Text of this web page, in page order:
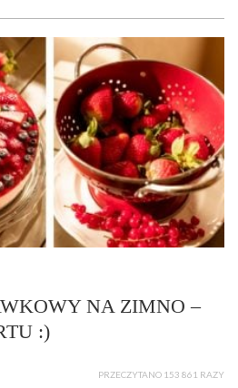
NA ZIMNO –
:)
PRZECZYTANO 153 861 RAZY